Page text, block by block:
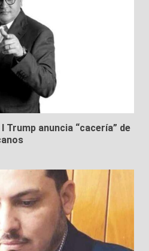
Trump anuncia “cacería” de